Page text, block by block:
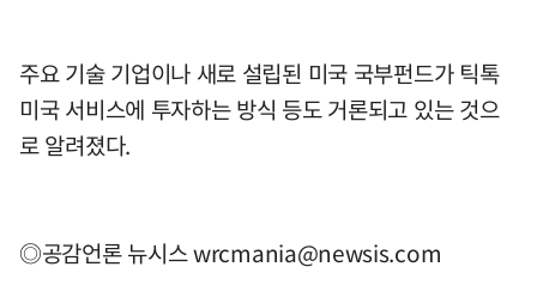
주요 기술 기업이나 새로 설립된 미국 국부펀드가 틱톡
미국 서비스에 투자하는 방식 등도 거론되고 있는 것으
로 알려졌다.
◎공감언론 뉴시스wrcmania@newsis.com